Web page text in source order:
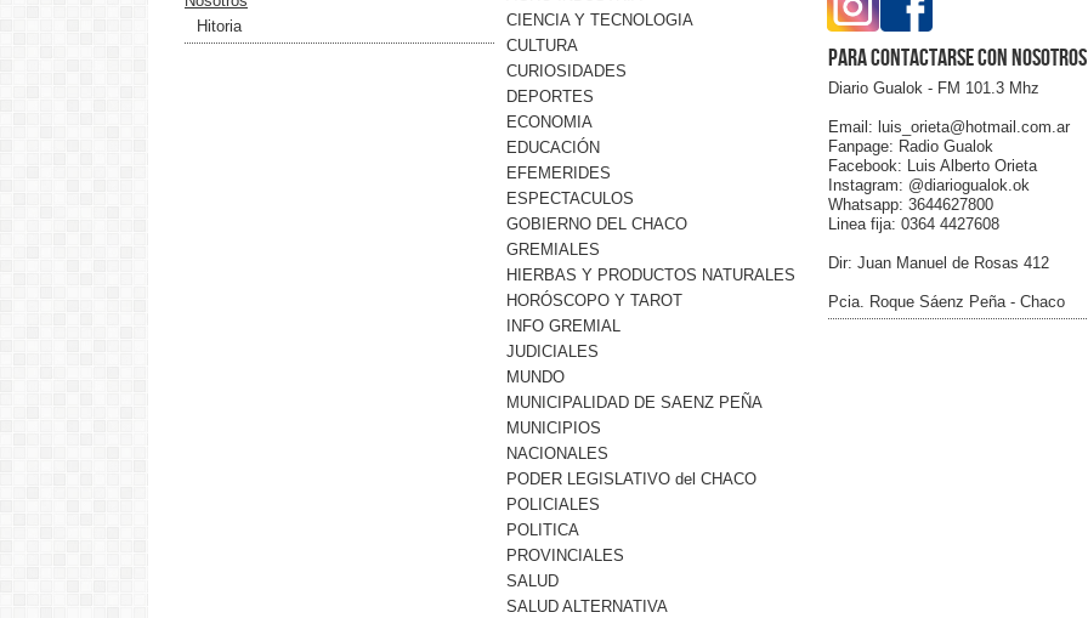
Hitoria
CIENCIA Y TECNOLOGIA
CULTURA
CURIOSIDADES
DEPORTES
ECONOMIA
EDUCACIÓN
EFEMERIDES
ESPECTACULOS
GOBIERNO DEL CHACO
GREMIALES
HIERBAS Y PRODUCTOS NATURALES
HORÓSCOPO Y TAROT
INFO GREMIAL
JUDICIALES
MUNDO
MUNICIPALIDAD DE SAENZ PEÑA
MUNICIPIOS
NACIONALES
PODER LEGISLATIVO del CHACO
POLICIALES
POLITICA
PROVINCIALES
SALUD
SALUD ALTERNATIVA
Para contactarse con nosotros
Diario Gualok - FM 101.3 Mhz
Email: luis_orieta@hotmail.com.ar
Fanpage: Radio Gualok
Facebook: Luis Alberto Orieta
Instagram: @diariogualok.ok
Whatsapp: 3644627800
Linea fija: 0364 4427608
Dir: Juan Manuel de Rosas 412
Pcia. Roque Sáenz Peña - Chaco